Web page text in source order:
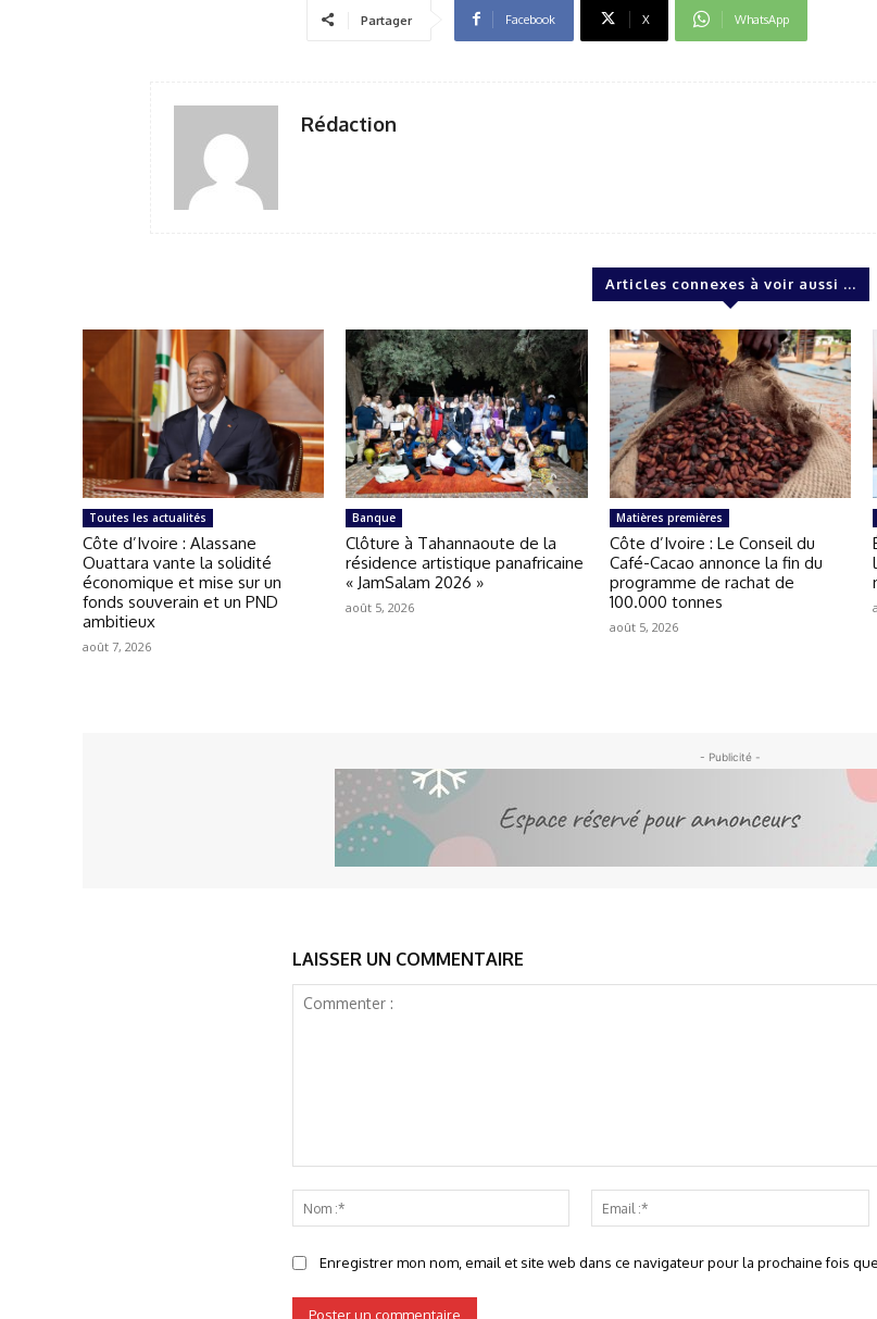
Partager Facebook X WhatsApp
Rédaction
Articles connexes à voir aussi ...
Toutes les actualités
Côte d’Ivoire : Alassane
Ouattara vante la solidité
économique et mise sur un
fonds souverain et un PND
ambitieux
août 7, 2026
Banque
Clôture à Tahannaoute de la
résidence artistique panafricaine
« JamSalam 2026 »
août 5, 2026
Matières premières
Côte d’Ivoire : Le Conseil du
Café-Cacao annonce la fin du
programme de rachat de
100.000 tonnes
août 5, 2026
- Publicité -
LAISSER UN COMMENTAIRE
:*
:*
Enregistrer mon nom, email et site web dans ce navigateur pour la prochaine fois